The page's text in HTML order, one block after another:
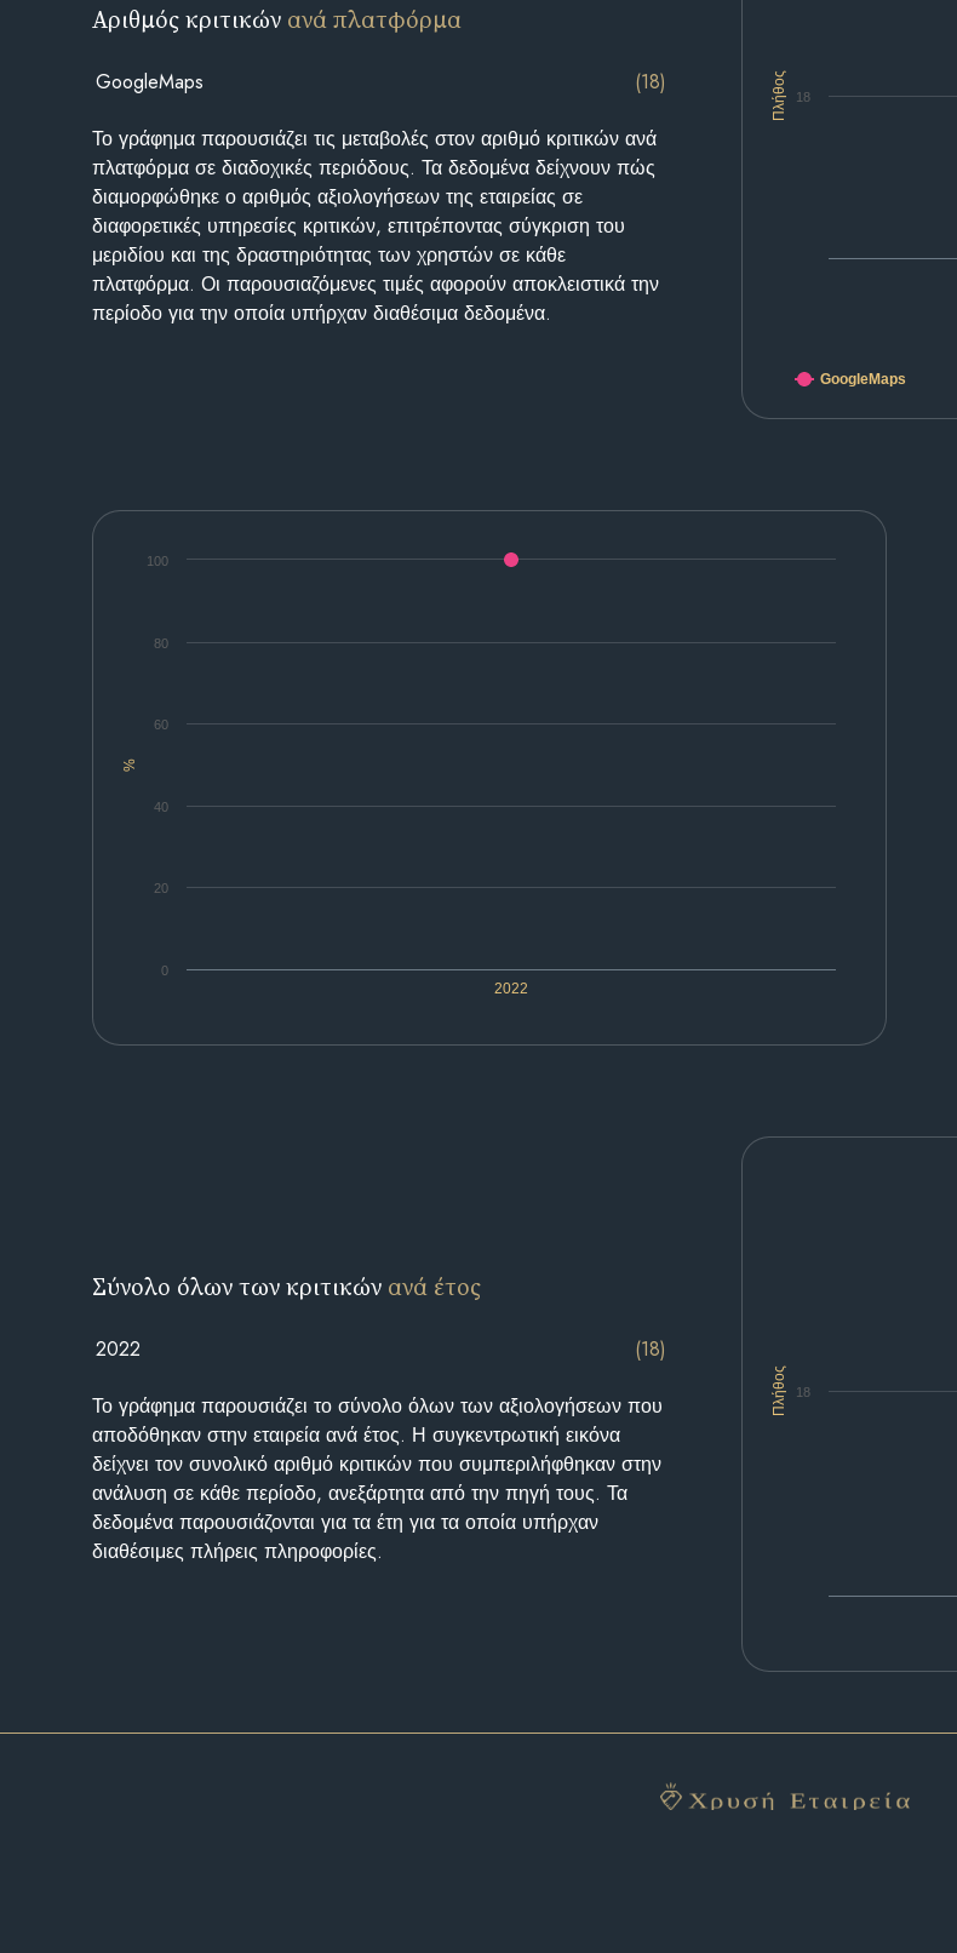
Πλήθος 18
GoogleMaps
Αριθμός κριτικών ανά πλατφόρμα
GoogleMaps (18)
Το γράφημα παρουσιάζει τις μεταβολές στον αριθμό κριτικών ανά
πλατφόρμα σε διαδοχικές περιόδους. Τα δεδομένα δείχνουν πώς
διαμορφώθηκε ο αριθμός αξιολογήσεων της εταιρείας σε
διαφορετικές υπηρεσίες κριτικών, επιτρέποντας σύγκριση του
μεριδίου και της δραστηριότητας των χρηστών σε κάθε
πλατφόρμα. Οι παρουσιαζόμενες τιμές αφορούν αποκλειστικά την
περίοδο για την οποία υπήρχαν διαθέσιμα δεδομένα.
%
2022
0
20
40
60
80
100
Πλήθος 18
Σύνολο όλων των κριτικών ανά έτος
2022 (18)
Το γράφημα παρουσιάζει το σύνολο όλων των αξιολογήσεων που
αποδόθηκαν στην εταιρεία ανά έτος. Η συγκεντρωτική εικόνα
δείχνει τον συνολικό αριθμό κριτικών που συμπεριλήφθηκαν στην
ανάλυση σε κάθε περίοδο, ανεξάρτητα από την πηγή τους. Τα
δεδομένα παρουσιάζονται για τα έτη για τα οποία υπήρχαν
διαθέσιμες πλήρεις πληροφορίες.